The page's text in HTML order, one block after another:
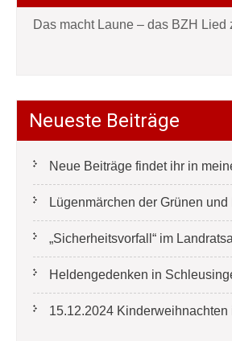
Das macht Laune – das BZH Lied
Neueste Beiträge
Neue Beiträge findet ihr in
Lügenmärchen der Grünen
„Sicherheitsvorfall“ im
Heldengedenken in
15.12.2024